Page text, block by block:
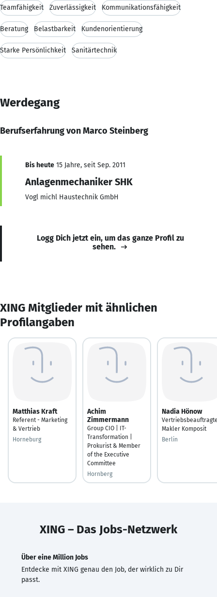
Teamfähigkeit Zuverlässigkeit Kommunikationsfähigkeit
Beratung Belastbarkeit Kundenorientierung
Starke Persönlichkeit Sanitärtechnik
Werdegang
Berufserfahrung von Marco Steinberg
Bis heute 15 Jahre, seit Sep. 2011
Anlagenmechaniker SHK
Vogl michl Haustechnik GmbH
Logg Dich jetzt ein, um das ganze Profil zu
sehen.
XING Mitglieder mit ähnlichen
Profilangaben
Matthias Kraft
Referent - Marketing
& Vertrieb
Horneburg
Achim
Zimmermann
Group CIO | IT-
Transformation |
Prokurist & Member
of the Executive
Committee
Hornberg
Nadia Hönow
Makler Komposit
Berlin
XING – Das Jobs-Netzwerk
Über eine Million Jobs
Entdecke mit XING genau den Job, der wirklich zu Dir
passt.